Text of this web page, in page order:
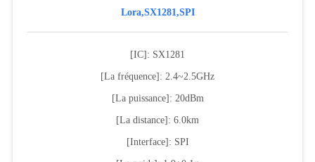
Lora,SX1281,SPI
[IC]: SX1281
[La fréquence]: 2.4~2.5GHz
[La puissance]: 20dBm
[La distance]: 6.0km
[Interface]: SPI